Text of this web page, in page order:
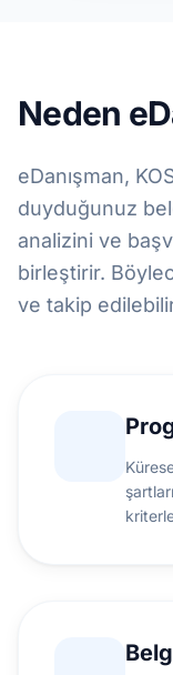
Neden
eDanışman,
duyduğunuz
analizini ve
birleştirir.
ve takip